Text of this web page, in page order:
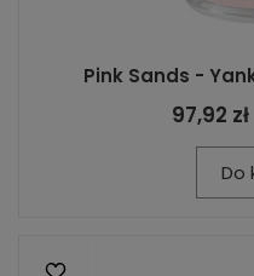
Pink Sands -
97,92 zł
Do